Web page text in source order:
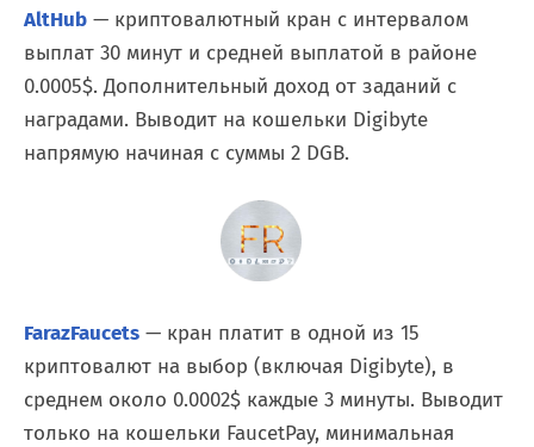
AltHub — криптовалютный кран с интервалом
выплат 30 минут и средней выплатой в районе
0.0005$. Дополнительный доход от заданий с
наградами. Выводит на кошельки Digibyte
напрямую начиная с суммы 2 DGB.
FarazFaucets — кран платит в одной из 15
криптовалют на выбор (включая Digibyte), в
среднем около 0.0002$ каждые 3 минуты. Выводит
только на кошельки FaucetPay, минимальная